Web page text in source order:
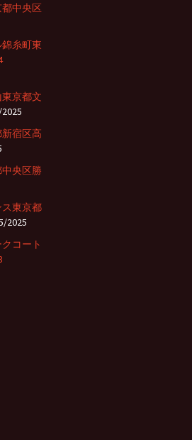
中央区
糸町東
京都文
宿区高
央区勝
東京都
2025
コート